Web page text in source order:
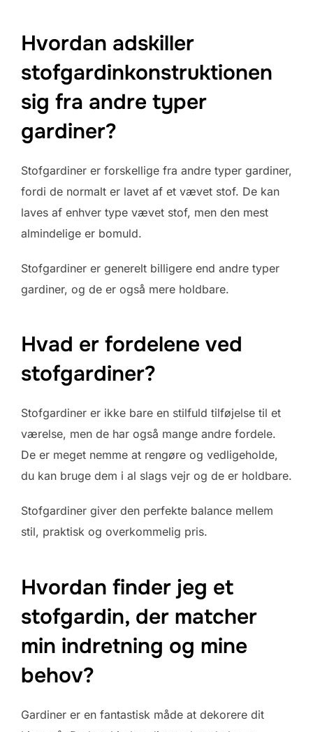
Hvordan adskiller
stofgardinkonstruktionen
sig fra andre typer
gardiner?
Stofgardiner er forskellige fra andre typer gardiner,
fordi de normalt er lavet af et vævet stof. De kan
laves af enhver type vævet stof, men den mest
almindelige er bomuld.
Stofgardiner er generelt billigere end andre typer
gardiner, og de er også mere holdbare.
Hvad er fordelene ved
stofgardiner?
Stofgardiner er ikke bare en stilfuld tilføjelse til et
værelse, men de har også mange andre fordele.
De er meget nemme at rengøre og vedligeholde,
du kan bruge dem i al slags vejr og de er holdbare.
Stofgardiner giver den perfekte balance mellem
stil, praktisk og overkommelig pris.
Hvordan finder jeg et
stofgardin, der matcher
min indretning og mine
behov?
Gardiner er en fantastisk måde at dekorere dit